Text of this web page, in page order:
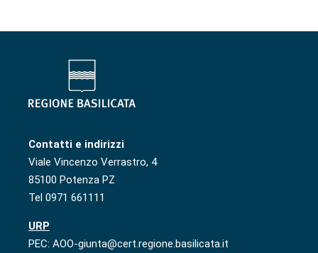
Contatti e indirizzi
Viale Vincenzo Verrastro, 4
85100 Potenza PZ
Tel 0971 661111
URP
PEC: AOO-giunta@cert.regione.basilicata.it